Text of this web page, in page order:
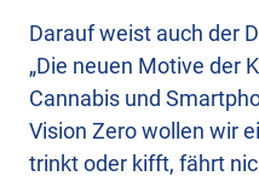
Darauf weist auch der
„Die neuen Motive der
Cannabis und
Vision Zero wollen wir
trinkt oder kifft, fährt